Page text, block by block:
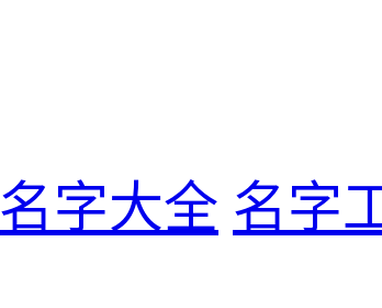
名字大全 名字